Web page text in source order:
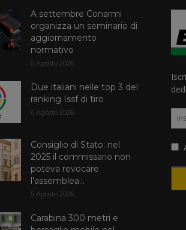
A settembre Conarmi
organizza un seminario di
aggiornamento
normativo
6 Agosto 2026
Due italiani nelle top 3 del
ranking Issf di tiro
6 Agosto 2026
Consiglio di Stato: nel
2025 il commissario non
poteva revocare
l’assemblea...
5 Agosto 2026
Carabina 300 metri e